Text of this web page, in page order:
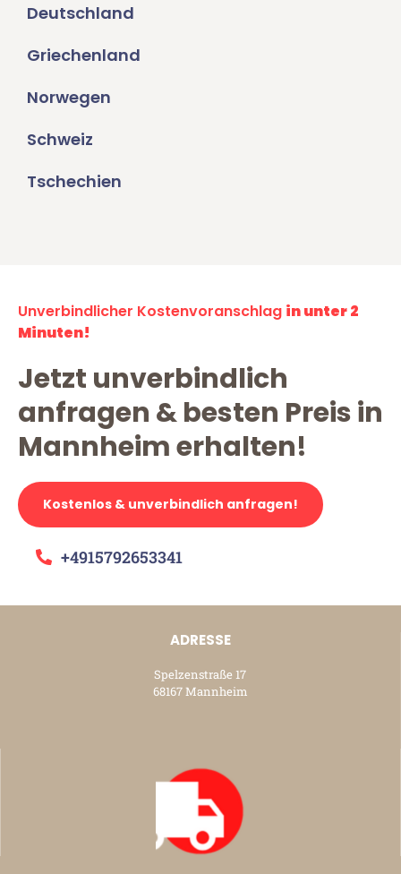
Deutschland
Griechenland
Norwegen
Schweiz
Tschechien
Unverbindlicher Kostenvoranschlag in unter 2
Minuten!
Jetzt unverbindlich
anfragen & besten Preis in
Mannheim erhalten!
Kostenlos & unverbindlich anfragen!
+4915792653341
ADRESSE
Spelzenstraße 17
68167 Mannheim